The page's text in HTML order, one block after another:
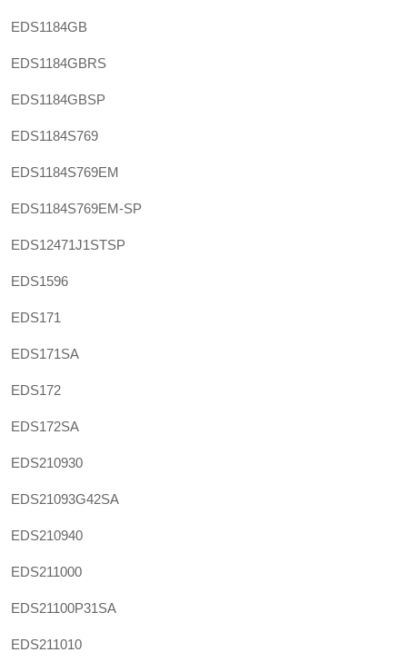
EDS1184GB
EDS1184GBRS
EDS1184GBSP
EDS1184S769
EDS1184S769EM
EDS1184S769EM-SP
EDS12471J1STSP
EDS1596
EDS171
EDS171SA
EDS172
EDS172SA
EDS210930
EDS21093G42SA
EDS210940
EDS211000
EDS21100P31SA
EDS211010